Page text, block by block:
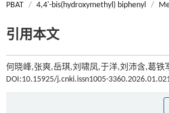
PBAT / 4,4'-bis(hydroxymethyl) biphenyl /
引用本文
何晓峰,张爽,岳琪,刘啸凤,于洋,刘沛含,葛铁
DOI:10.15925/j.cnki.issn1005-